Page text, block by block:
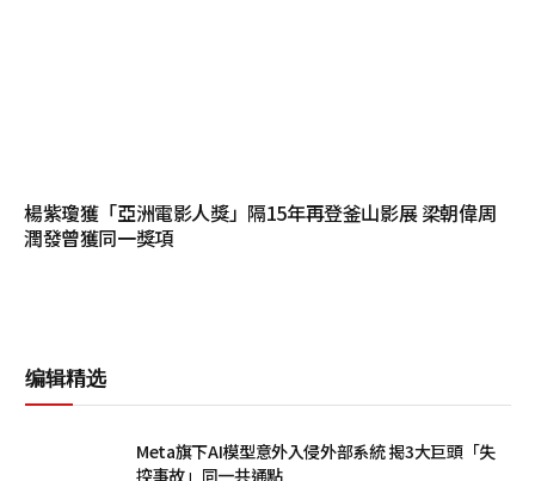
楊紫瓊獲「亞洲電影人獎」隔15年再登釜山影展 梁朝偉周
潤發曾獲同一獎項
编辑精选
Meta旗下AI模型意外入侵外部系統 揭3大巨頭「失
控事故」同一共通點